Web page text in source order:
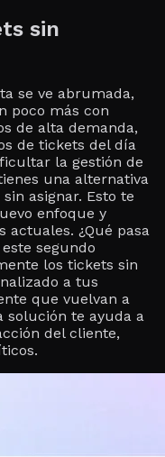
sin
se ve abrumada,
poco más con
de alta demanda,
de tickets del día
la gestión de
una alternativa
asignar. Esto te
enfoque y
¿Qué pasa
segundo
los tickets sin
a tus
que vuelvan a
solución te ayuda a
del cliente,